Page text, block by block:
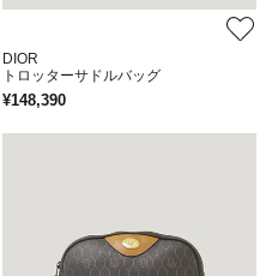
DIOR
トロッターサドルバッグ
¥148,390